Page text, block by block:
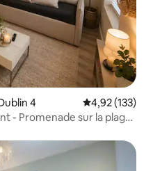
4 Évaluation
4,92 (133)
- Promenade sur la plage
appréciés